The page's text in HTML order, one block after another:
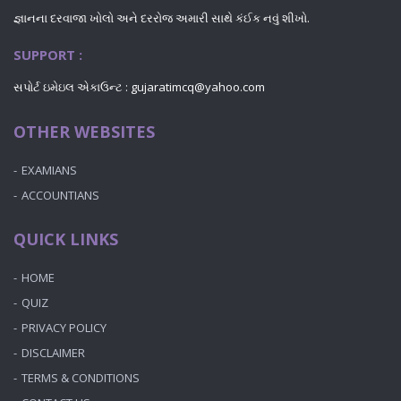
જ્ઞાનના દરવાજા ખોલો અને દરરોજ અમારી સાથે કંઈક નવું શીખો.
SUPPORT :
સપોર્ટ ઇમેઇલ એકાઉન્ટ : gujaratimcq@yahoo.com
OTHER WEBSITES
EXAMIANS
ACCOUNTIANS
QUICK LINKS
HOME
QUIZ
PRIVACY POLICY
DISCLAIMER
TERMS & CONDITIONS